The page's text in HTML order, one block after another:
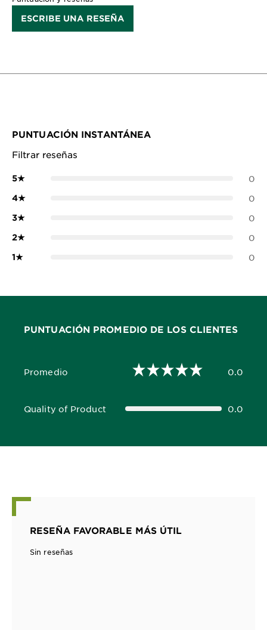
ESCRIBE UNA RESEÑA
PUNTUACIÓN INSTANTÁNEA
Filtrar reseñas
5★ 0
4★ 0
3★ 0
2★ 0
1★ 0
PUNTUACIÓN PROMEDIO DE LOS CLIENTES
Promedio
0.0 out of 5 stars 0.0
Quality of Product
0.0 out of 5 stars 0.0
RESEÑA FAVORABLE MÁS ÚTIL
Sin reseñas